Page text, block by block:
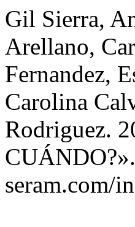
Gil Sierra,
Arellano,
Fernandez,
Carolina
Rodriguez.
CUÁNDO?».
seram.com/